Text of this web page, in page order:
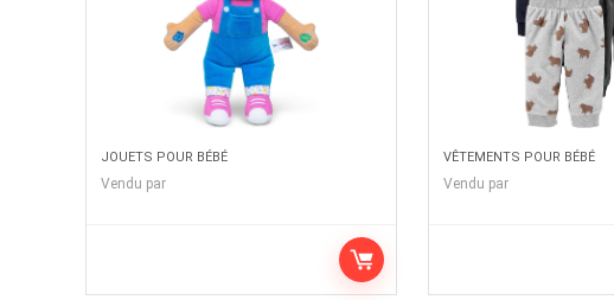
JOUETS POUR BÉBÉ
Vendu par
VÊTEMENTS POUR BÉBÉ
Vendu par